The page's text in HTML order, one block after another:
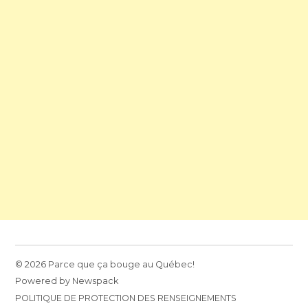
© 2026 Parce que ça bouge au Québec!
Powered by Newspack
POLITIQUE DE PROTECTION DES RENSEIGNEMENTS